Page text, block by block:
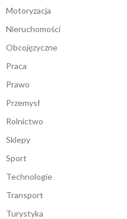
Motoryzacja
Nieruchomości
Obcojęzyczne
Praca
Prawo
Przemysł
Rolnictwo
Sklepy
Sport
Technologie
Transport
Turystyka